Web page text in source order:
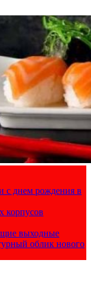
с днем рождения в
корпусов
выходные
облик нового